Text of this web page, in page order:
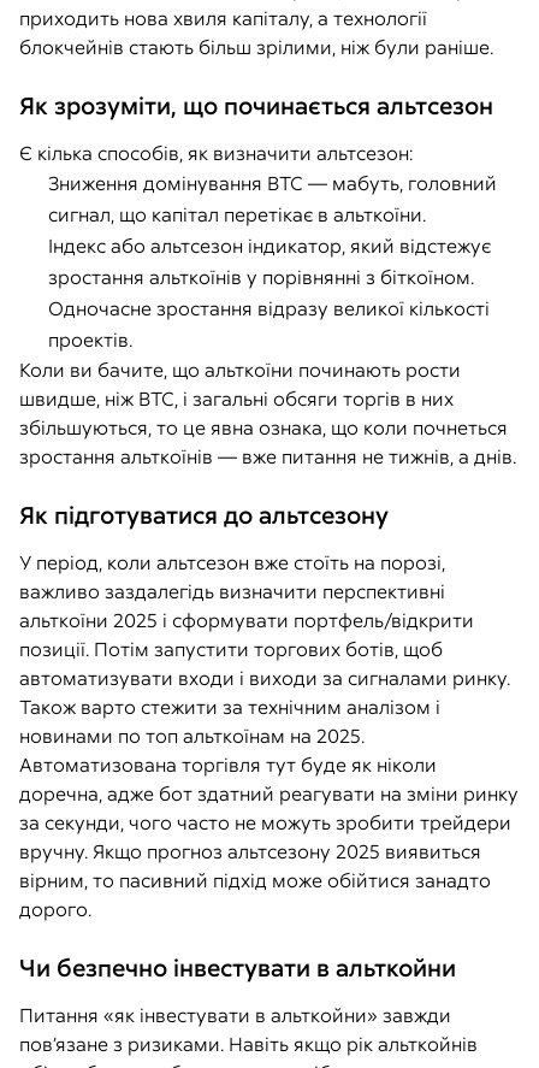
приходить нова хвиля капіталу, а технології
блокчейнів стають більш зрілими, ніж були раніше.
Як зрозуміти, що починається альтсезон
Є кілька способів, як визначити альтсезон:
Зниження домінування BTC — мабуть, головний
сигнал, що капітал перетікає в альткоїни.
Індекс або альтсезон індикатор, який відстежує
зростання альткоїнів у порівнянні з біткоїном.
Одночасне зростання відразу великої кількості
проектів.
Коли ви бачите, що альткоїни починають рости
швидше, ніж BTC, і загальні обсяги торгів в них
збільшуються, то це явна ознака, що коли почнеться
зростання альткоїнів — вже питання не тижнів, а днів.
Як підготуватися до альтсезону
У період, коли альтсезон вже стоїть на порозі,
важливо заздалегідь визначити перспективні
альткоїни 2025 і сформувати портфель/відкрити
позиції. Потім запустити торгових ботів, щоб
автоматизувати входи і виходи за сигналами ринку.
Також варто стежити за технічним аналізом і
новинами по топ альткоїнам на 2025.
Автоматизована торгівля тут буде як ніколи
доречна, адже бот здатний реагувати на зміни ринку
за секунди, чого часто не можуть зробити трейдери
вручну. Якщо прогноз альтсезону 2025 виявиться
вірним, то пасивний підхід може обійтися занадто
дорого.
Чи безпечно інвестувати в альткойни
Питання «як інвестувати в альткойни» завжди
пов’язане з ризиками. Навіть якщо рік альткойнів